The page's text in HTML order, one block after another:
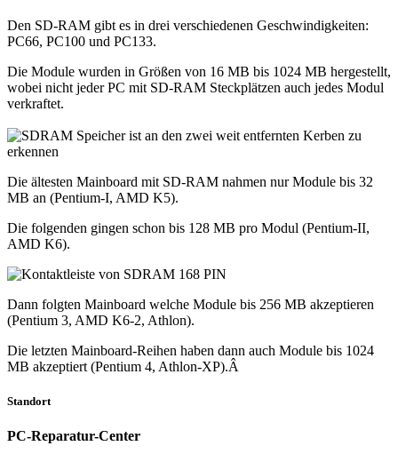
Den SD-RAM gibt es in drei verschiedenen Geschwindigkeiten:
PC66, PC100 und PC133.
Die Module wurden in Größen von 16 MB bis 1024 MB hergestellt,
wobei nicht jeder PC mit SD-RAM Steckplätzen auch jedes Modul
verkraftet.
Die ältesten Mainboard mit SD-RAM nahmen nur Module bis 32
MB an (Pentium-I, AMD K5).
Die folgenden gingen schon bis 128 MB pro Modul (Pentium-II,
AMD K6).
Dann folgten Mainboard welche Module bis 256 MB akzeptieren
(Pentium 3, AMD K6-2, Athlon).
Die letzten Mainboard-Reihen haben dann auch Module bis 1024
MB akzeptiert (Pentium 4, Athlon-XP).Â
Standort
PC-Reparatur-Center